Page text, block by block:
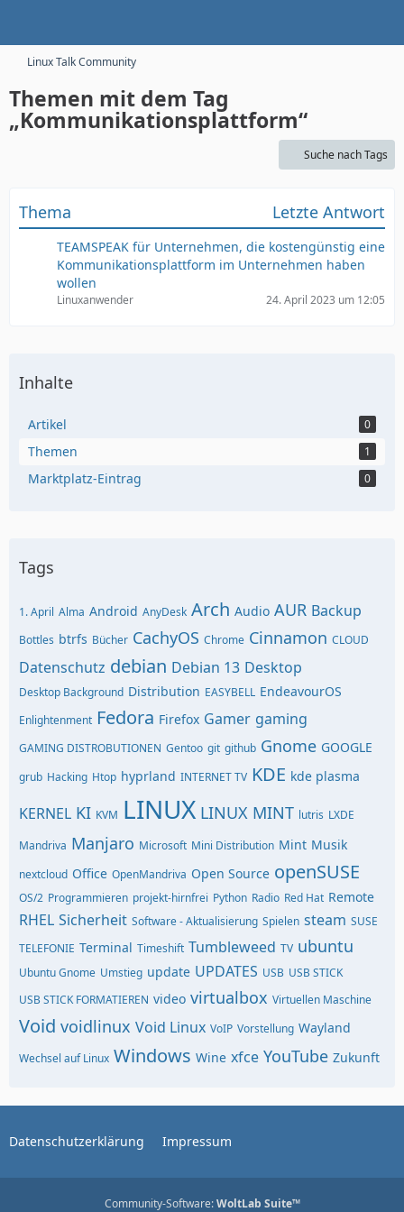
Linux Talk Community
Themen mit dem Tag
„Kommunikationsplattform“
Suche nach Tags
Thema Letzte Antwort
TEAMSPEAK für Unternehmen, die kostengünstig eine
Kommunikationsplattform im Unternehmen haben
wollen
Linuxanwender 24. April 2023 um 12:05
Inhalte
Artikel 0
Themen 1
Marktplatz-Eintrag 0
Tags
1. April Alma Android AnyDesk Arch Audio AUR Backup
Bottles btrfs Bücher CachyOS Chrome Cinnamon CLOUD
Datenschutz debian Debian 13 Desktop
Desktop Background Distribution EASYBELL EndeavourOS
Enlightenment Fedora Firefox Gamer gaming
GAMING DISTROBUTIONEN Gentoo git github Gnome GOOGLE
grub Hacking Htop hyprland INTERNET TV KDE kde plasma
KERNEL KI KVM LINUX LINUX MINT lutris LXDE
Mandriva Manjaro Microsoft Mini Distribution Mint Musik
nextcloud Office OpenMandriva Open Source openSUSE
OS/2 Programmieren projekt-hirnfrei Python Radio Red Hat Remote
RHEL Sicherheit Software - Aktualisierung Spielen steam SUSE
TELEFONIE Terminal Timeshift Tumbleweed TV ubuntu
Ubuntu Gnome Umstieg update UPDATES USB USB STICK
USB STICK FORMATIEREN video virtualbox Virtuellen Maschine
Void voidlinux Void Linux VoIP Vorstellung Wayland
Wechsel auf Linux Windows Wine xfce YouTube Zukunft
Datenschutzerklärung Impressum
Community-Software:WoltLab Suite™